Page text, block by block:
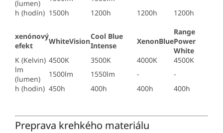
(lumen)
h (hodín) 1500h 1200h 1200h 1200h
xenónový
efekt
WhiteVision
Cool Blue
Intense
XenonBlue
Range
Power
White
K (Kelvin) 4500K 3500K 4000K
4500K
lm
(lumen)
1500lm 1550lm -
-
h (hodin) 450h 400h 400h 400h
Preprava krehkého materiálu